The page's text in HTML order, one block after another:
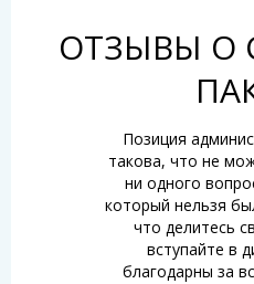
ОТЗЫВЫ О
Позиция
такова, что не
ни одного
который нельзя
что делитесь
вступайте в
благодарны за